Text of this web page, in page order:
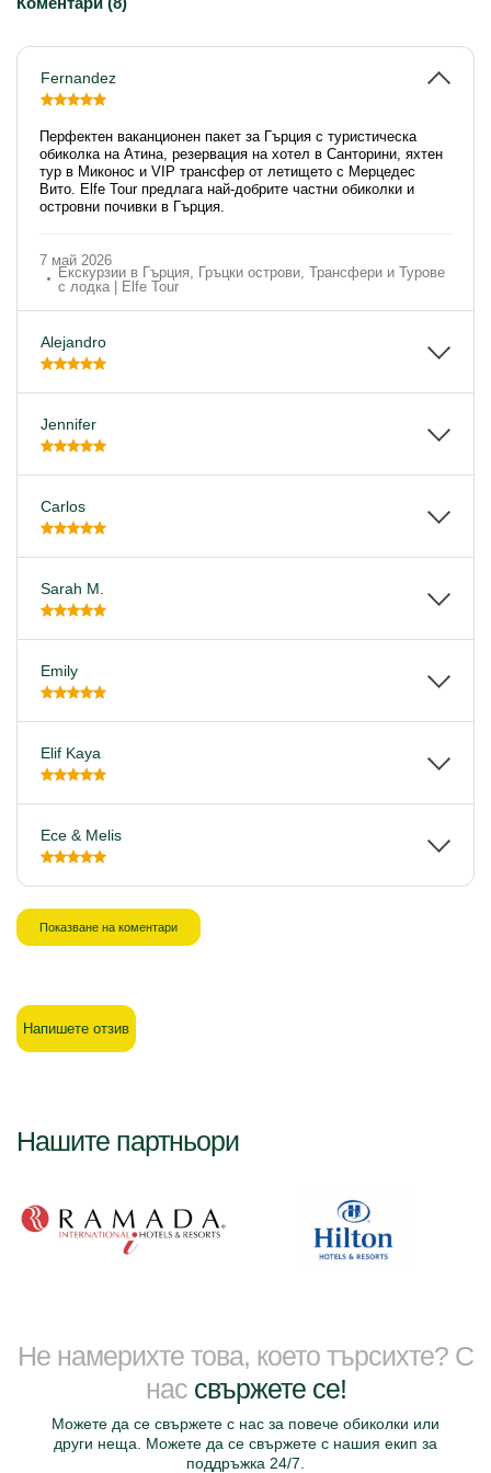
Fernandez
Перфектен ваканционен пакет за Гърция с туристическа
обиколка на Атина, резервация на хотел в Санторини, яхтен
тур в Миконос и VIP трансфер от летището с Мерцедес
Вито. Elfe Tour предлага най-добрите частни обиколки и
островни почивки в Гърция.
7 май 2026
Екскурзии в Гърция, Гръцки острови, Трансфери и Турове
с лодка | Elfe Tour
Alejandro
Jennifer
Carlos
Sarah M.
Emily
Elif Kaya
Ece & Melis
Показване на коментари
Напишете отзив
Нашите партньори
Не намерихте това, което търсихте? С
нас свържете се!
Можете да се свържете с нас за повече обиколки или
други неща. Можете да се свържете с нашия екип за
поддръжка 24/7.